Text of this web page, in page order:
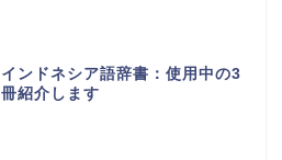
インドネシア語辞書：使用中の3
冊紹介します